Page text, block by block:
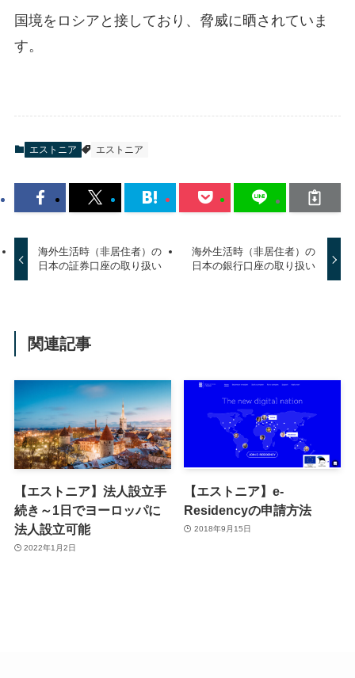
国境をロシアと接しており、脅威に晒されていま
す。
エストニア エストニア
海外生活時（非居住者）の
日本の証券口座の取り扱い
海外生活時（非居住者）の
日本の銀行口座の取り扱い
関連記事
【エストニア】法人設立手
続き～1日でヨーロッパに
法人設立可能
2022年1月2日
【エストニア】e-
Residencyの申請方法
2018年9月15日